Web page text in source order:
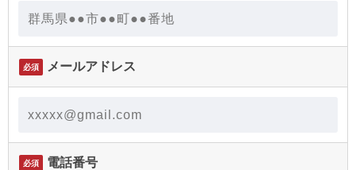
必須 メールアドレス
必須 電話番号